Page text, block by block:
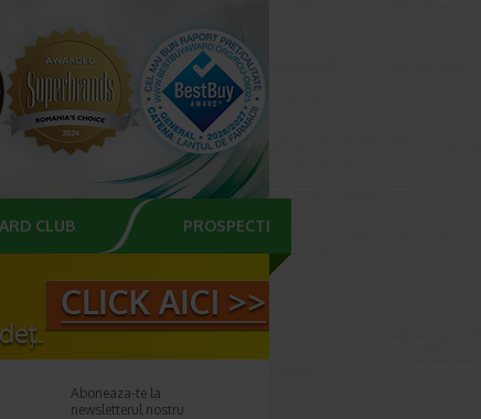
CLUB PROSPECTE
Aboneaza-te la
newsletterul nostru